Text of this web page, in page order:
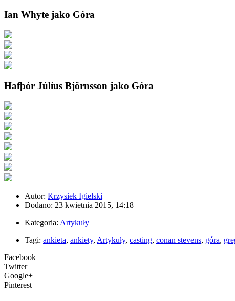
Ian Whyte jako Góra
Hafþór Júlíus Björnsson jako Góra
Autor: Krzysiek Igielski
Dodano: 23 kwietnia 2015, 14:18
Kategoria: Artykuły
Tagi: ankieta, ankiety, Artykuły, casting, conan stevens, góra,
Facebook
Twitter
Google+
Pinterest